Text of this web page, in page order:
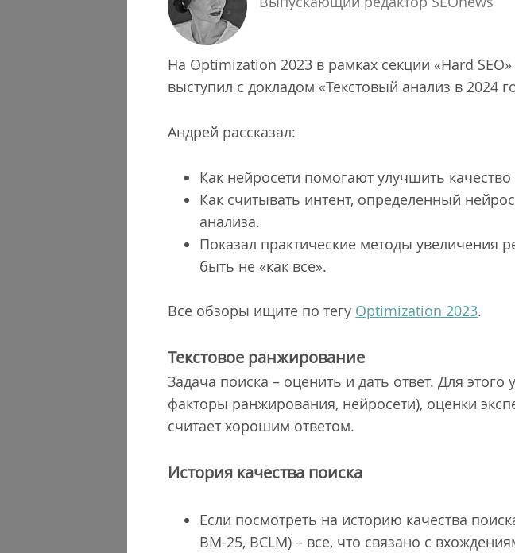
На Optimization 2023 в рамках секции «Hard
выступил с докладом «Текстовый анализ в 2024
Андрей рассказал:
Как нейросети помогают улучшить качество
Как считывать интент, определенный
анализа.
Показал практические методы увеличения
быть не «как все».
Все обзоры ищите по тегу Optimization 2023.
Текстовое ранжирование
Задача поиска – оценить и дать ответ. Для
факторы ранжирования, нейросети), оценки
считает хорошим ответом.
История качества поиска
Если посмотреть на историю качества
ВМ-25, BCLM) – все, что связано с